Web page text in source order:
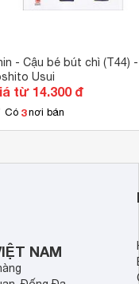
- Cậu bé bút chì (T44) -
Usui
từ 14.300 đ
Có 3 nơi bán
NAM